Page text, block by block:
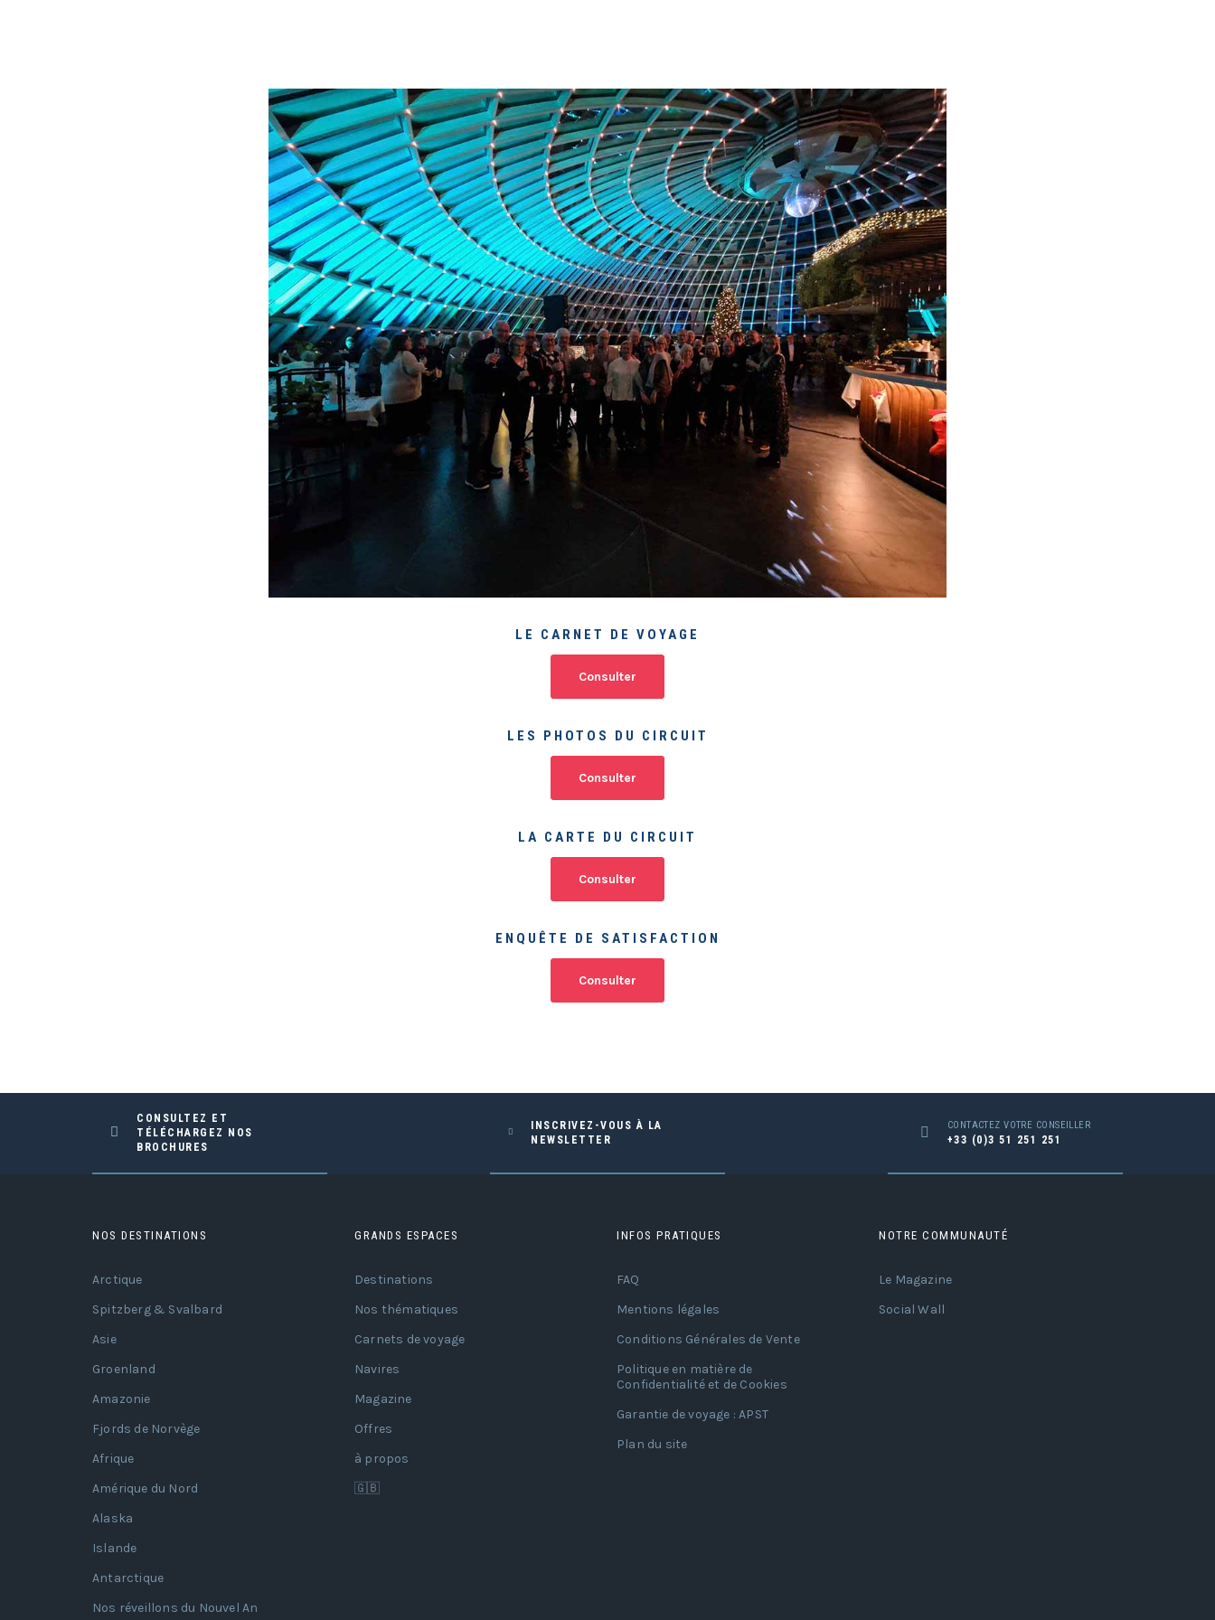
LE CARNET DE VOYAGE
Consulter
LES PHOTOS DU CIRCUIT
Consulter
LA CARTE DU CIRCUIT
Consulter
ENQUÊTE DE SATISFACTION
Consulter
CONSULTEZ ET
TÉLÉCHARGEZ NOS
BROCHURES
INSCRIVEZ-VOUS À LA
NEWSLETTER
CONTACTEZ VOTRE CONSEILLER
+33 (0)3 51 251 251
NOS DESTINATIONS
Arctique
Spitzberg & Svalbard
Asie
Groenland
Amazonie
Fjords de Norvège
Afrique
Amérique du Nord
Alaska
Islande
Antarctique
Nos réveillons du Nouvel An
GRANDS ESPACES
Destinations
Nos thématiques
Carnets de voyage
Navires
Magazine
Offres
à propos
🇬🇧
INFOS PRATIQUES
FAQ
Mentions légales
Conditions Générales de Vente
Politique en matière de
Confidentialité et de Cookies
Garantie de voyage : APST
Plan du site
NOTRE COMMUNAUTÉ
Le Magazine
Social Wall